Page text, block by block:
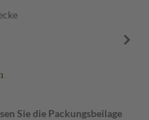
Sie die Packungsbeilage